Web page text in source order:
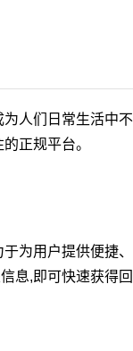
人们日常生活中
正规平台。
为用户提供便捷
息,即可快速获得